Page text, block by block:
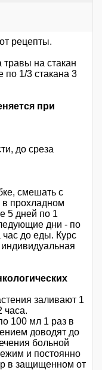
рецепты.
травы на стакан
по 1/3 стакана 3
при
до среза
смешать с
в прохладном
5 дней по 1
дни - по
час до еды. Курс
заливают 1
часа.
100 мл 1 раз в
доводят до
больной
и постоянно
в защищенном от